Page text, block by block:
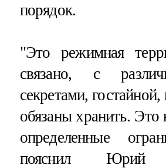
порядок.
"Это режимная
связано, с
секретами,
обязаны хранить. Это
определенные
пояснил Юрий